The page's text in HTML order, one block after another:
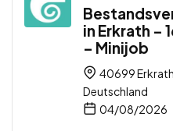
in Erkrath –
– Minijob
40699
Deutschland
04/08/2026